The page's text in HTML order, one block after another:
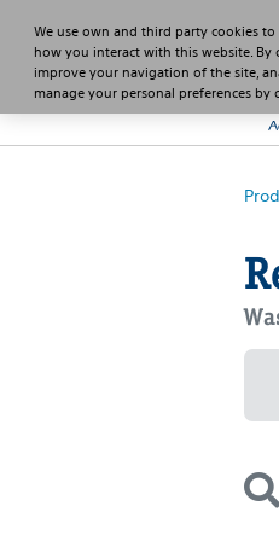
We use own and third party cookies
how you interact with this website. By
improve your navigation of the site,
manage your personal preferences